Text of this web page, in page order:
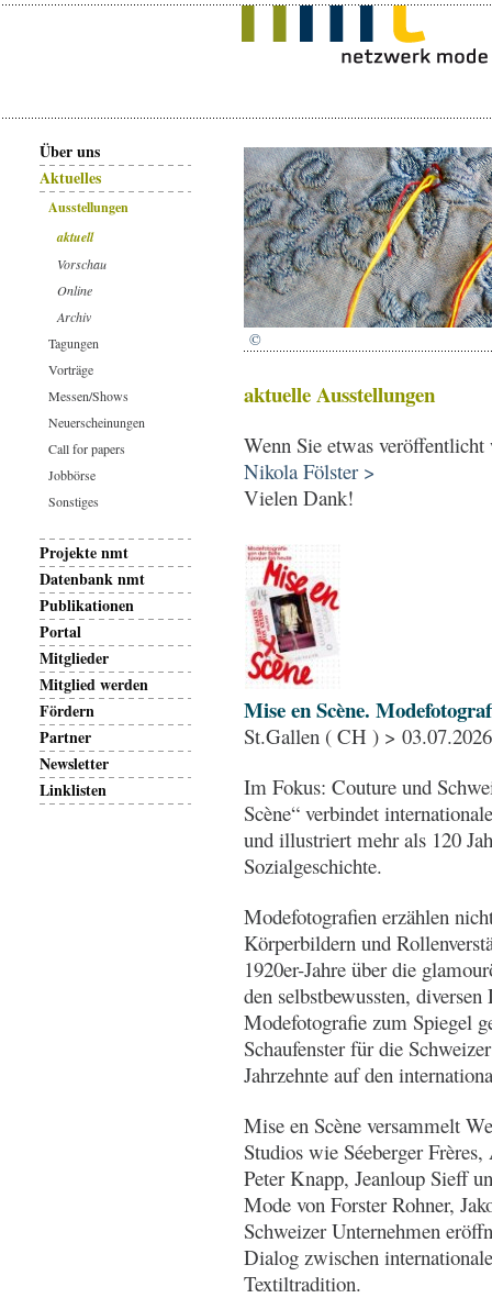
©
aktuelle Ausstellungen
Wenn Sie etwas
Nikola Fölster >
Vielen Dank!
Mise en Scène.
St.Gallen ( CH ) >
Im Fokus: Couture und
Scène“ verbindet
und illustriert mehr als 120
Sozialgeschichte.
Modefotografien erzählen
Körperbildern und
1920er-Jahre über die
den selbstbewussten,
Modefotografie zum Spiegel
Schaufenster für die
Jahrzehnte auf den
Mise en Scène versammelt
Studios wie Séeberger
Peter Knapp, Jeanloup Sieff
Mode von Forster Rohner,
Schweizer Unternehmen
Dialog zwischen
Textiltradition.
Über uns
Aktuelles
Ausstellungen
aktuell
Vorschau
Online
Archiv
Tagungen
Vorträge
Messen/Shows
Neuerscheinungen
Call for papers
Jobbörse
Sonstiges
Projekte nmt
Datenbank nmt
Publikationen
Portal
Mitglieder
Mitglied werden
Fördern
Partner
Newsletter
Linklisten